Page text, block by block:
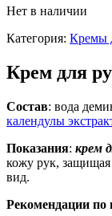
Нет в наличии
Категория: Кремы
Крем для
Состав: вода
календулы
Показания: крем
кожу рук,
вид.
Рекомендации